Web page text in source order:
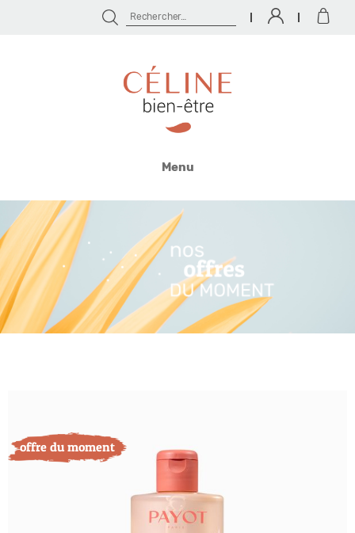
Rechercher :
Menu
offre du moment